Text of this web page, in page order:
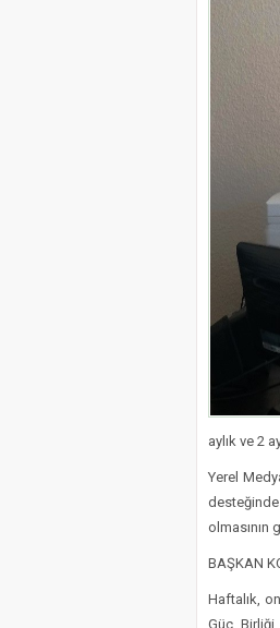
aylık ve 2
Yerel
olmasının
BAŞKAN
Haftalık,
Güç